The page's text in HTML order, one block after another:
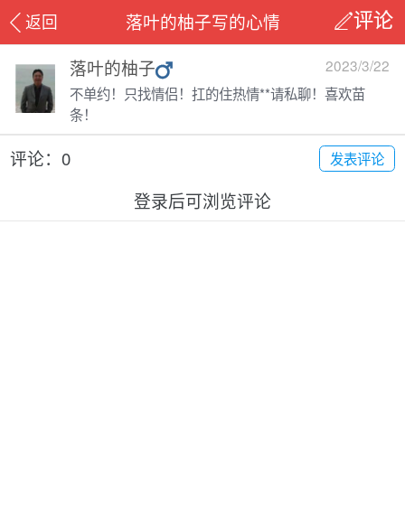
返回 评论
落叶的柚子写的心情
落叶的柚子
2023/3/22
不单约！只找情侣！扛的住热情**请私聊！喜欢苗
条！
发表评论
评论：0
登录后可浏览评论